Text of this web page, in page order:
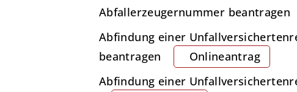
Abfallerzeugernummer beantragen
Abfindung einer
beantragen
Onlineantrag
Abfindung einer